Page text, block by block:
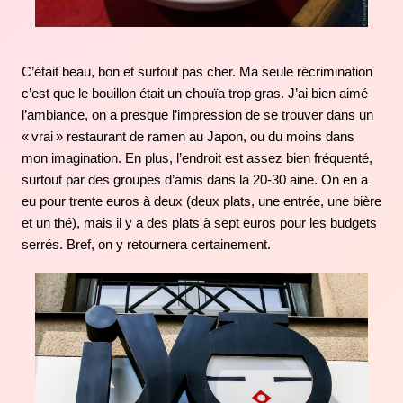
C’était beau, bon et surtout pas cher. Ma seule récrimination
c’est que le bouillon était un chouïa trop gras. J’ai bien aimé
l’ambiance, on a presque l’impression de se trouver dans un
« vrai » restaurant de ramen au Japon, ou du moins dans
mon imagination. En plus, l’endroit est assez bien fréquenté,
surtout par des groupes d’amis dans la 20-30 aine. On en a
eu pour trente euros à deux (deux plats, une entrée, une bière
et un thé), mais il y a des plats à sept euros pour les budgets
serrés. Bref, on y retournera certainement.